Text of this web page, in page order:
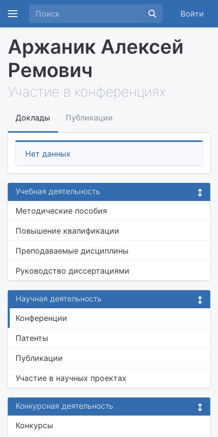
Войти
Аржаник Алексей
Ремович
Участие в конференциях
Доклады Публикации
Нет данных
Учебная деятельность
Методические пособия
Повышение квалификации
Преподаваемые дисциплины
Руководство диссертациями
Научная деятельность
Конференции
Патенты
Публикации
Участие в научных проектах
Конкурсная деятельность
Конкурсы